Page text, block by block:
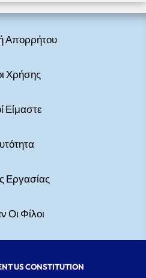
Απορρήτου
Χρήσης
Είμαστε
Εργασίας
Οι Φίλοι
US CONSTITUTION